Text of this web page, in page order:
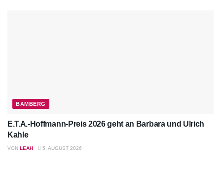
BAMBERG
E.T.A.-Hoffmann-Preis 2026 geht an Barbara und Ulrich
Kahle
VON LEAH 5. AUGUST 2026